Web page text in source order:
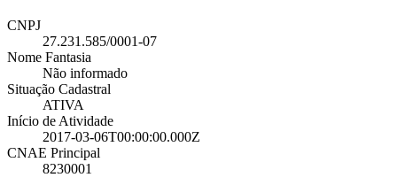
CNPJ
27.231.585/0001-07
Nome Fantasia
Não informado
Situação Cadastral
ATIVA
Início de Atividade
2017-03-06T00:00:00.000Z
CNAE Principal
8230001